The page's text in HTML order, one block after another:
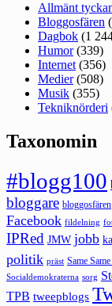
Allmänt
Bloggosfären
Dagbok (1
Humor(339)
Internet (356)
Medier(508)
Musik (355)
Tekniknörderi
Taxonomin
#blogg100
bloggare bloggosfären
Facebook fildelning
IPRed JMW jobb
politik präst Same
Socialdemokraterna sorg
TPB tweepblogs